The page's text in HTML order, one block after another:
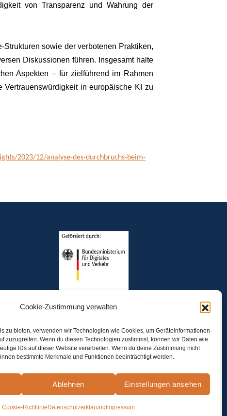
Cookie-Zustimmung verwalten
zu bieten, verwenden wir Technologien wie Cookies, um Geräteinformationen
zuzugreifen. Wenn du diesen Technologien zustimmst, können wir Daten wie
IDs auf dieser Website verarbeiten. Wenn du deine Zustimmung nicht
bestimmte Merkmale und Funktionen beeinträchtigt werden.
Ablehnen Einstellungen ansehen
Cookie-Richtlinie Datenschutzerklärung Impressum
von Transparenz und Wahrung der
sowie der verbotenen Praktiken,
Diskussionen führen. Insgesamt halte
Aspekten – für zielführend im Rahmen
in europäische KI zu
2023/12/analyse-des-durchbruchs-beim-